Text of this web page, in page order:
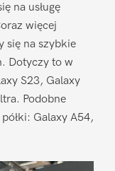
na usługę
więcej
się na szybkie
Dotyczy to w
S23, Galaxy
Podobne
Galaxy A54,